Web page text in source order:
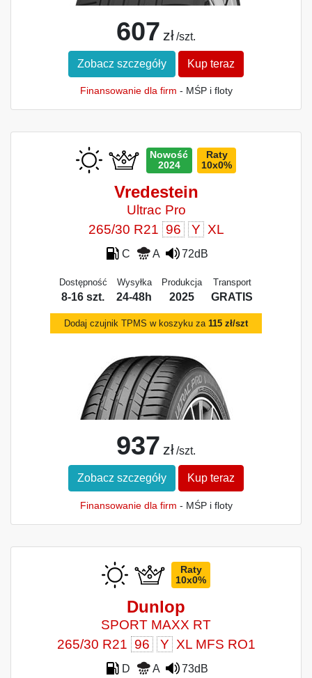
607 zł /szt.
Zobacz szczegóły Kup teraz
Finansowanie dla firm - MŚP i floty
Nowość
2024
Raty
10x0%
Vredestein
Ultrac Pro
265/30 R21 96 Y XL
C A 72dB
Dostępność
8-16 szt.
Wysyłka
24-48h
Produkcja
2025
Transport
GRATIS
Dodaj czujnik TPMS w koszyku za 115 zł/szt
937 zł /szt.
Zobacz szczegóły Kup teraz
Finansowanie dla firm - MŚP i floty
Raty
10x0%
Dunlop
SPORT MAXX RT
265/30 R21 96 Y XL MFS RO1
D A 73dB